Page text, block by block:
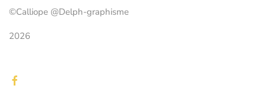
©Calliope @Delph-graphisme
2026